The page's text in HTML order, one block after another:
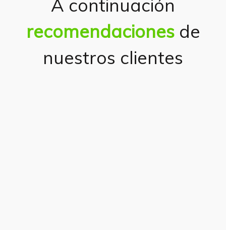
A continuación
recomendaciones de
nuestros clientes